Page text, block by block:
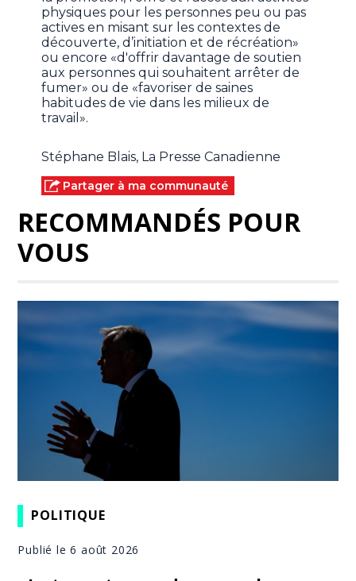
physiques pour les personnes peu ou pas
actives en misant sur les contextes de
découverte, d’initiation et de récréation»
ou encore «d'offrir davantage de soutien
aux personnes qui souhaitent arrêter de
fumer» ou de «favoriser de saines
habitudes de vie dans les milieux de
travail».
Stéphane Blais, La Presse Canadienne
Partager à ma communauté
RECOMMANDÉS POUR
VOUS
POLITIQUE
Publié le 6 août 2026